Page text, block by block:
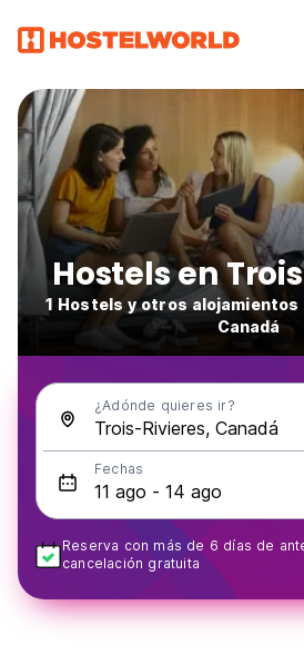
Hostels en
1 Hostels y otros alojamientos
Canadá
¿Adónde quieres ir?
Fechas
Reserva con más de 6 días de
cancelación gratuita